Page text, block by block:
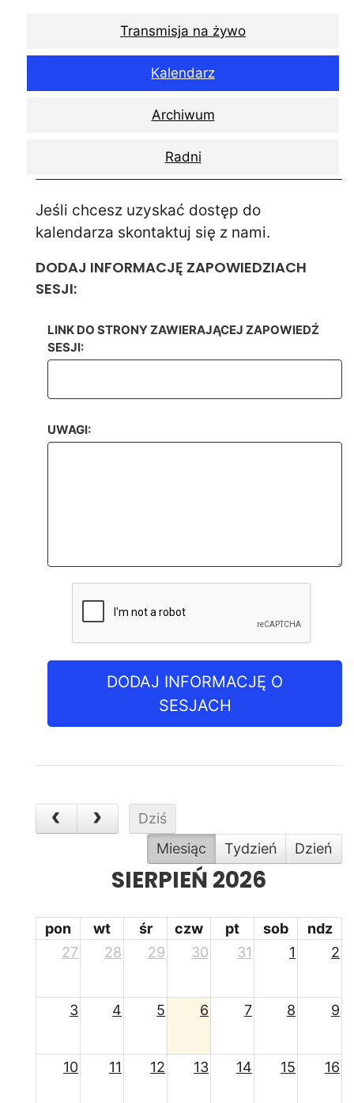
Transmisja na żywo
Kalendarz
Archiwum
Radni
Jeśli chcesz uzyskać dostęp do
kalendarza skontaktuj się z nami.
DODAJ INFORMACJĘ ZAPOWIEDZIACH
SESJI:
LINK DO STRONY ZAWIERAJĄCEJ ZAPOWIEDŹ
SESJI:
UWAGI:
DODAJ INFORMACJĘ O
SESJACH
Dziś
Miesiąc
Tydzień Dzień
SIERPIEŃ 2026
pon wt śr czw pt sob
ndz
27
28 29 30 31 1 2
3 4 5 6 7 8 9
10 11 12 13 14 15 16